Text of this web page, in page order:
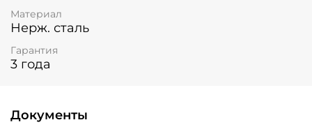
Материал
Нерж. сталь
Гарантия
3 года
Документы